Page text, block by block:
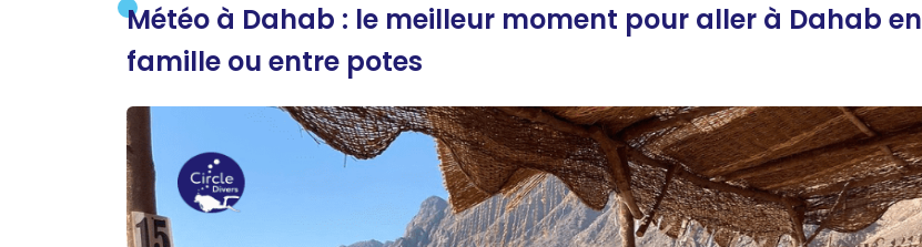
Météo à Dahab : le meilleur moment pour aller à Dahab en
famille ou entre potes